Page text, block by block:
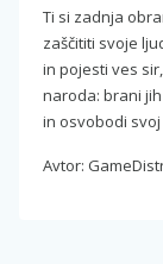
Ti si zadnja
zaščititi svoje
in pojesti ves
naroda: brani
in osvobodi
Avtor: